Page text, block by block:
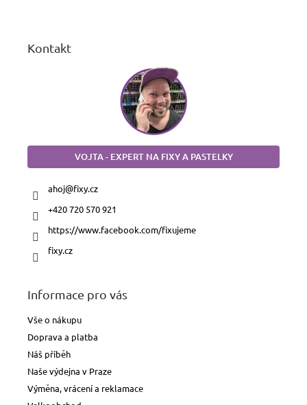
Kontakt
VOJTA - EXPERT NA FIXY A PASTELKY
ahoj@fixy.cz
+420 720 570 921
https://www.facebook.com/fixujeme
fixy.cz
Informace pro vás
Vše o nákupu
Doprava a platba
Náš příběh
Naše výdejna v Praze
Výměna, vrácení a reklamace